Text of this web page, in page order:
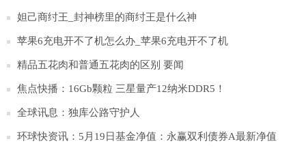
吗？
妲己商纣王_封神榜里的商纣王是什么神
苹果6充电开不了机怎么办_苹果6充电开不了机
精品五花肉和普通五花肉的区别 要闻
焦点快播：16Gb颗粒 三星量产12纳米DDR5！
全球讯息：独库公路守护人
环球快资讯：5月19日基金净值：永赢双利债券A最新净值